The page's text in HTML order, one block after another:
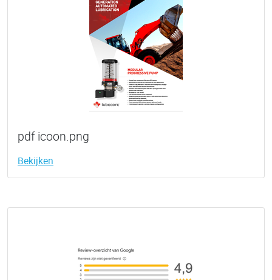
pdf icoon.png
Bekijken